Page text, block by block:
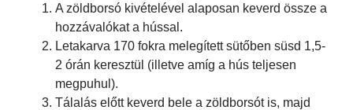
A zöldborsó kivételével alaposan keverd össze a
hozzávalókat a hússal.
Letakarva 170 fokra melegített sütőben süsd 1,5-
2 órán keresztül (illetve amíg a hús teljesen
megpuhul).
Tálalás előtt keverd bele a zöldborsót is, majd